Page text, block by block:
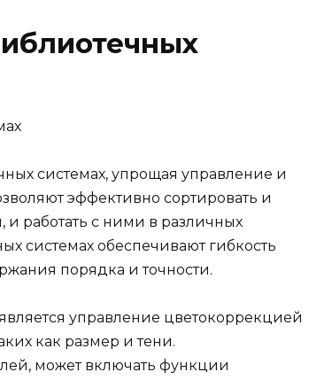
системах, упрощая управление и
эффективно сортировать и
и работать с ними в различных
системах обеспечивают гибкость
порядка и точности.
управление цветокоррекцией
как размер и тени.
может включать функции